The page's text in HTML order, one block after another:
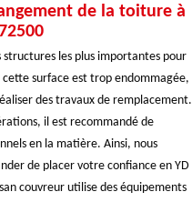
de la toiture à
les plus importantes pour
surface est trop endommagée,
des travaux de remplacement.
il est recommandé de
en la matière. Ainsi, nous
de placer votre confiance en YD
couvreur utilise des équipements